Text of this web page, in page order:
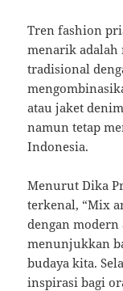
Tren fashion
menarik adalah
tradisional
atau jaket
namun tetap
Indonesia.
Menurut Dika
terkenal, “Mix
dengan modern
menunjukkan
budaya kita.
inspirasi bagi